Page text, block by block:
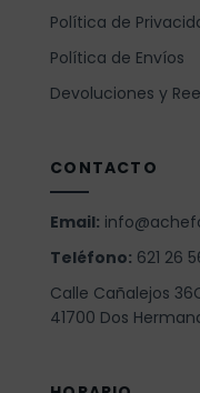
Política de
Política de Envíos
Devoluciones y
CONTACTO
Email:
Teléfono: 621 26
Calle Cañalejos
41700 Dos